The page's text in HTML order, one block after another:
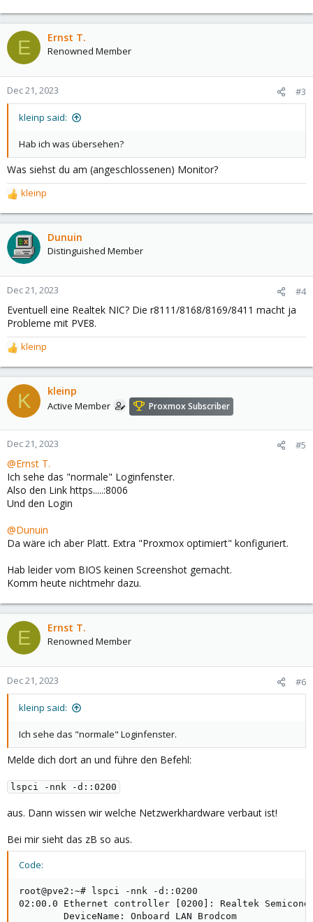
E Ernst T.
Renowned Member
Dec 21, 2023 #3
kleinp said:
Hab ich was übersehen?
Was siehst du am (angeschlossenen) Monitor?
R
e
a
c
t
o
n
:
kleinp
Dunuin
Distinguished Member
Dec 21, 2023 #4
Eventuell eine Realtek NIC? Die r8111/8168/8169/8411 macht ja
Probleme mit PVE8.
R
e
a
c
t
o
n
:
kleinp
K kleinp
Active Member Proxmox Subscriber
Dec 21, 2023 #5
@Ernst T.
Ich sehe das "normale" Loginfenster.
Also den Link https.....:8006
Und den Login
@Dunuin
Da wäre ich aber Platt. Extra "Proxmox optimiert" konfiguriert.
Hab leider vom BIOS keinen Screenshot gemacht.
Komm heute nichtmehr dazu.
E Ernst T.
Renowned Member
Dec 21, 2023 #6
kleinp said:
Ich sehe das "normale" Loginfenster.
Melde dich dort an und führe den Befehl:
lspci -nnk -d::0200
aus. Dann wissen wir welche Netzwerkhardware verbaut ist!
Bei mir sieht das zB so aus.
Code:
root@pve2:~# lspci -nnk -d::0200
02:00.0 Ethernet controller [0200]: Realtek
        DeviceName: Onboard LAN Brodcom